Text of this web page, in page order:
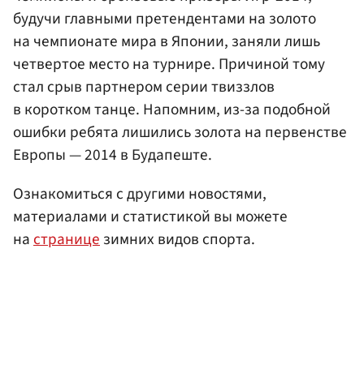
будучи главными претендентами на золото
на чемпионате мира в Японии, заняли лишь
четвертое место на турнире. Причиной тому
стал срыв партнером серии твиззлов
в коротком танце. Напомним, из-за подобной
ошибки ребята лишились золота на первенстве
Европы — 2014 в Будапеште.
Ознакомиться с другими новостями,
материалами и статистикой вы можете
на странице зимних видов спорта.